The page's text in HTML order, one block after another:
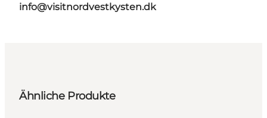
info@visitnordvestkysten.dk
Ähnliche Produkte